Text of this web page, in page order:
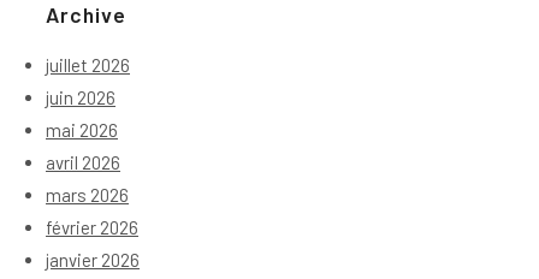
Archive
juillet 2026
juin 2026
mai 2026
avril 2026
mars 2026
février 2026
janvier 2026